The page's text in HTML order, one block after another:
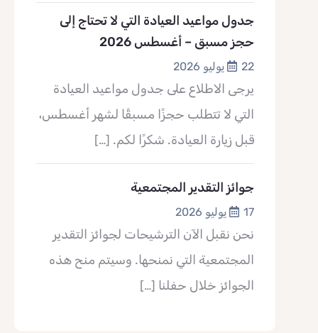
جدول مواعيد العيادة التي لا تحتاج إلى
حجز مسبق – أغسطس 2026
22 يوليو 2026
يرجى الاطلاع على جدول مواعيد العيادة
التي لا تتطلب حجزًا مسبقًا لشهر أغسطس،
قبل زيارة العيادة. شكرًا لكم. […]
جوائز التقدير المجتمعية
17 يوليو 2026
نحن نقبل الآن الترشيحات لجوائز التقدير
المجتمعية التي نمنحها. وسيتم منح هذه
الجوائز خلال حفلنا […]